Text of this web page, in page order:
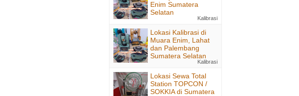
Enim Sumatera
Selatan
Kalibrasi
Lokasi Kalibrasi di
Muara Enim, Lahat
dan Palembang
Sumatera Selatan
Kalibrasi
Lokasi Sewa Total
Station TOPCON /
SOKKIA di Sumatera